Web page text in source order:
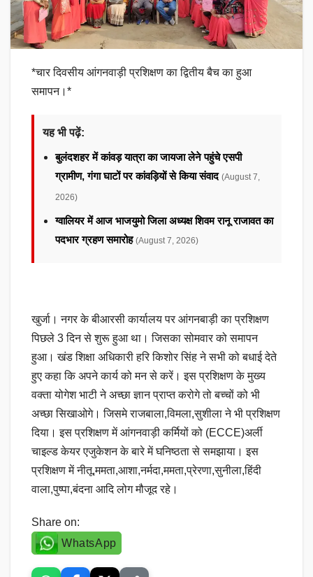
*चार दिवसीय आंगनवाड़ी प्रशिक्षण का द्वितीय बैच का हुआ
समापन।*
यह भी पढ़ें:
बुलंदशहर में कांवड़ यात्रा का जायजा लेने पहुंचे एसपी
ग्रामीण, गंगा घाटों पर कांवड़ियों से किया संवाद (August 7,
2026)
ग्वालियर में आज भाजयुमो जिला अध्यक्ष शिवम रानू राजावत का
पदभार ग्रहण समारोह (August 7, 2026)
खुर्जा। नगर के बीआरसी कार्यालय पर आंगनबाड़ी का प्रशिक्षण
पिछले 3 दिन से शुरू हुआ था। जिसका सोमवार को समापन
हुआ। खंड शिक्षा अधिकारी हरि किशोर सिंह ने सभी को बधाई देते
हुए कहा कि अपने कार्य को मन से करें। इस प्रशिक्षण के मुख्य
वक्ता योगेश भाटी ने अच्छा ज्ञान प्राप्त करोगे तो बच्चों को भी
अच्छा सिखाओगे। जिसमे राजबाला,विमला,सुशीला ने भी प्रशिक्षण
दिया। इस प्रशिक्षण में आंगनवाड़ी कर्मियों को (ECCE)अर्ली
चाइल्ड केयर एजुकेशन के बारे में घनिष्ठता से समझाया। इस
प्रशिक्षण में नीतू,ममता,आशा,नर्मदा,ममता,प्रेरणा,सुनीला,हिंदी
वाला,पुष्पा,बंदना आदि लोग मौजूद रहे।
Share on:
WhatsApp